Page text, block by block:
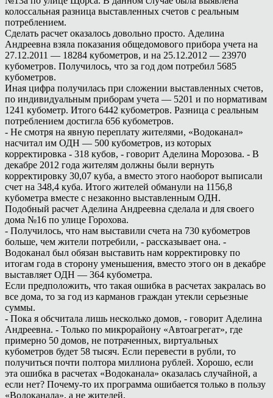
колоссальная разница выставленных счетов с реальным
потреблением.
Сделать расчет оказалось довольно просто. Аделина
Андреевна взяла показания общедомового прибора учета на
27.12.2011 — 18284 кубометров, и на 25.12.2012 — 23970
кубометров. Получилось, что за год дом потребил 5685
кубометров.
Иная цифра получилась при сложении выставленных счетов,
по индивидуальным приборам учета — 5201 и по нормативам
1241 кубометр. Итого 6442 кубометров. Разница с реальным
потреблением достигла 656 кубометров.
- Не смотря на явную переплату жителями, «Водоканал»
насчитал им ОДН — 500 кубометров, из которых
корректировка - 318 кубов, - говорит Аделина Морозова. - В
декабре 2012 года жителям должны были вернуть
корректировку 30,07 куба, а вместо этого наоборот выписали
счет на 348,4 куба. Итого жителей обманули на 1156,8
кубометра вместе с незаконно выставленным ОДН.
Подобный расчет Аделина Андреевна сделала и для своего
дома №16 по улице Горохова.
- Получилось, что нам выставили счета на 730 кубометров
больше, чем жители потребили, - рассказывает она. -
Водоканал был обязан выставить нам корректировку по
итогам года в сторону уменьшения, вместо этого он в декабре
выставляет ОДН — 364 кубометра.
Если предположить, что такая ошибка в расчетах закралась во
все дома, то за год из карманов граждан утекли серьезные
суммы.
- Пока я обсчитала лишь несколько домов, - говорит Аделина
Андреевна. - Только по микрорайону «Автоагрегат», где
примерно 50 домов, не потраченных, виртуальных
кубометров будет 58 тысяч. Если перевести в рубли, то
получиться почти полтора миллиона рублей. Хорошо, если
эта ошибка в расчетах «Водоканала» оказалась случайной, а
если нет? Почему-то их программа ошибается только в пользу
«Водоканала», а не жителей.